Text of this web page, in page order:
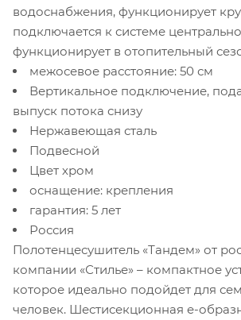
водоснабжения, функционирует
подключается к системе
функционирует в отопительный
межосевое расстояние: 50 см
Вертикальное подключение,
выпуск потока снизу
Нержавеющая сталь
Подвесной
Цвет хром
оснащение: крепления
гарантия: 5 лет
Россия
Полотенцесушитель «Тандем» от
компании «Стилье» – компактное
которое идеально подойдет для
человек. Шестисекционная е-